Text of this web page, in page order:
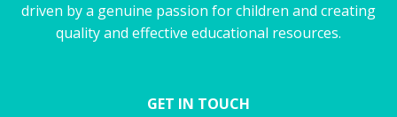
driven by a genuine passion for children and creating
quality and effective educational resources.
GET IN TOUCH